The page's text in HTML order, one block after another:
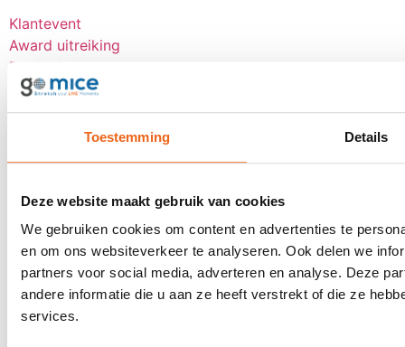
Toestemming Details
Deze website maakt gebruik van cookies
We gebruiken cookies om content en advertenties te
en om ons websiteverkeer te analyseren. Ook delen we
partners voor social media, adverteren en analyse. Deze
andere informatie die u aan ze heeft verstrekt of die ze
services.
Klantevent
Award uitreiking
Dealerdag
Kick-OFF
Seminar
Over goMICE
Blog
Over ons
Werken bij
Digitale tools
Stretch-methode
Klantervaringen